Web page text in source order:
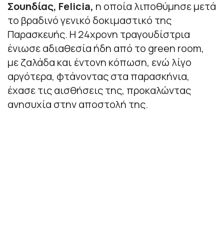
Σουηδίας, Felicia, η οποία λιποθύμησε μετά
το βραδινό γενικό δοκιμαστικό της
Παρασκευής. Η 24χρονη τραγουδίστρια
ένιωσε αδιαθεσία ήδη από το green room,
με ζαλάδα και έντονη κόπωση, ενώ λίγο
αργότερα, φτάνοντας στα παρασκήνια,
έχασε τις αισθήσεις της, προκαλώντας
ανησυχία στην αποστολή της.